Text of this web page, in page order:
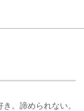
。諦められない。